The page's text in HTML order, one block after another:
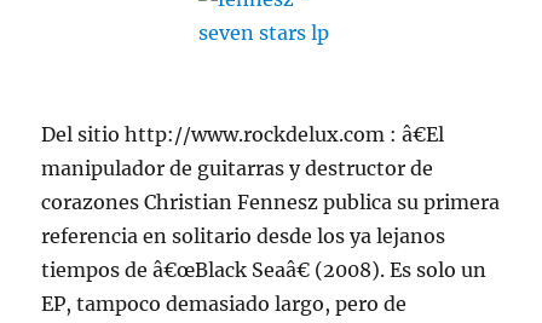
Del sitio http://www.rockdelux.com : â€El
manipulador de guitarras y destructor de
corazones Christian Fennesz publica su primera
referencia en solitario desde los ya lejanos
tiempos de â€œBlack Seaâ€ (2008). Es solo un
EP, tampoco demasiado largo, pero de